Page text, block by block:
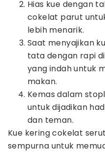
Hias kue dengan
cokelat parut
lebih menarik.
Saat menyajikan
tata dengan rapi
yang indah untuk
makan.
Kemas dalam
untuk dijadikan
dan teman.
Kue kering cokelat
sempurna untuk